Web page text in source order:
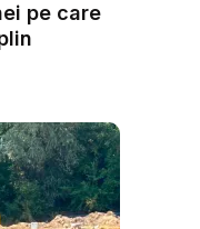
pe care